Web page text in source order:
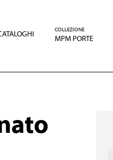
COLLEZIONE
MPM PORTE